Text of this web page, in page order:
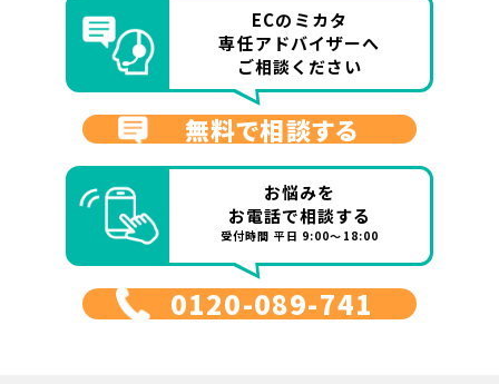
ECのミカタ
専任アドバイザーへ
ご相談ください
無料で相談する
お悩みを
お電話で相談する
受付時間 平日 9:00～18:00
0120-089-741